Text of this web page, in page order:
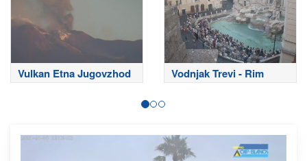
Vulkan Etna Jugovzhod Vodnjak Trevi - Rim